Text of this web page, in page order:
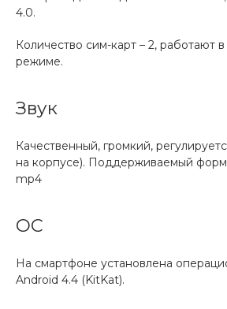
4.0.
Количество сим-карт – 2, работают
режиме.
Звук
Качественный, громкий,
на корпусе). Поддерживаемый
mp4
ОС
На смартфоне установлена
Android 4.4 (KitKat).